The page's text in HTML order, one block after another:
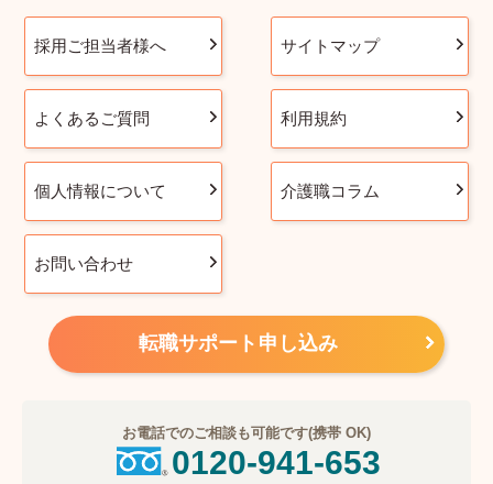
採用ご担当者様へ サイトマップ
よくあるご質問 利用規約
個人情報について 介護職コラム
お問い合わせ
転職サポート申し込み
お電話でのご相談も可能です(携帯 OK)
0120-941-653